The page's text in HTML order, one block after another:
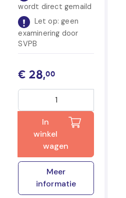
wordt direct gemaild
Let op: geen
examinering door
SVPB
€ 28,00
In
winkel
wagen
Meer
informatie